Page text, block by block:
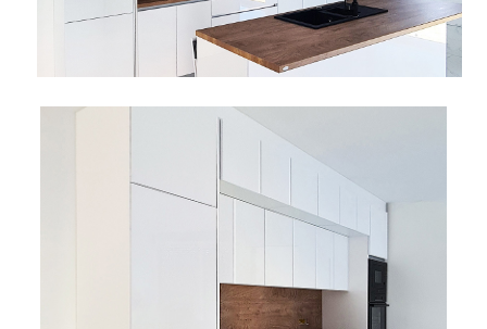
Pločasti
materijali
Alati i
pribor
Vrt i
okućnica
Zaštitna
GrađevinskiVodomaterijal Vrata i
dovratnici